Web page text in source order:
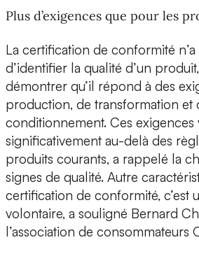
Plus d’exigences que pour les
La certification de conformité
d’identifier la qualité d’un
démontrer qu’il répond à des
production, de transformation et
conditionnement. Ces exigences
significativement au-delà des
produits courants, a rappelé la
signes de qualité. Autre
certification de conformité, c’est
volontaire, a souligné Bernard
l’association de consommateurs